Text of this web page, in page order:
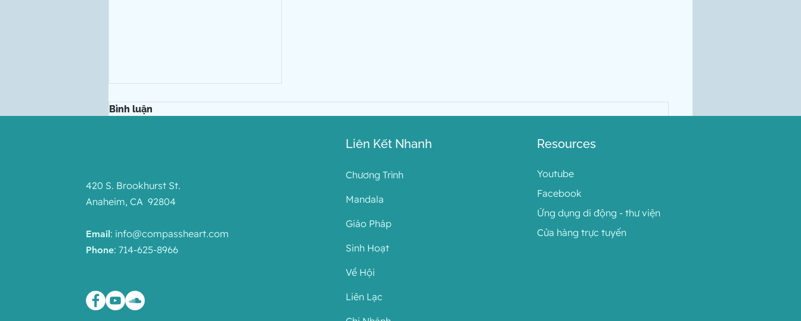
Làm sao phát triển bồ đề
Bình luận
420 S. Brookhurst St.
Anaheim, CA 92804
Email: info@compassheart.com
Phone: 714-625-8966
Liên Kết Nhanh
Chương Trình
Mandala
Giáo Pháp
Sinh Hoạt
Về Hội
Liên Lạc
Resources
Youtube
Facebook
Ứng dụng di động - thư viện
Cửa hàng trực tuyến